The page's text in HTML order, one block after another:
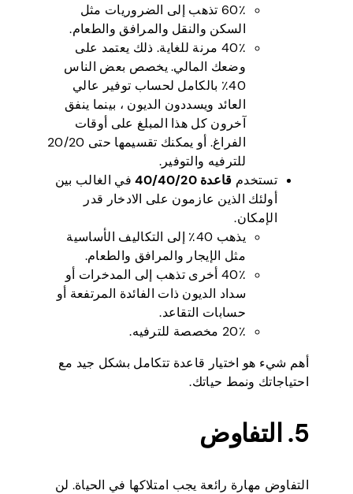
60٪ تذهب إلى الضروريات مثل
السكن والنقل والمرافق والطعام.
40٪ مرنة للغاية. ذلك يعتمد على
وضعك المالي. يخصص بعض الناس
40٪ بالكامل لحساب توفير عالي
العائد ويسددون الديون ، بينما ينفق
آخرون كل هذا المبلغ على أوقات
الفراغ. أو يمكنك تقسيمها حتى 20/20
للترفيه والتوفير.
تستخدم قاعدة 40/40/20
في الغالب بين
أولئك الذين عازمون على الادخار قدر
الإمكان.
يذهب 40٪ إلى التكاليف الأساسية
مثل الإيجار والمرافق والطعام.
40٪ أخرى تذهب إلى المدخرات أو
سداد الديون ذات الفائدة المرتفعة أو
حسابات التقاعد.
20٪ مخصصة للترفيه.
أهم شيء هو اختيار قاعدة تتكامل بشكل جيد مع
احتياجاتك ونمط حياتك.
5. التفاوض
التفاوض مهارة رائعة يجب امتلاكها في الحياة. لن